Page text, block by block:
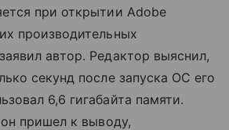
при открытии Adobe
производительных
автор. Редактор выяснил,
секунд после запуска ОС его
6,6 гигабайта памяти.
пришел к выводу,